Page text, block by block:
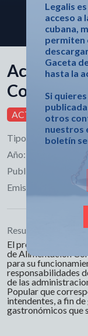
Legalis
acceso a
cubana,
permiten
Gaceta
hasta la
Si
otros
nuestros
boletín
Acuerdo
Consejo
ACTIVA
Tipo:
Acuerdo
Año:
Publicado en:
Emisor:
Consejo
Resumen:
El presente
de Alimentación
para su
responsabilidades
de las
Popular que
intendentes, a fin
gastronómicos que